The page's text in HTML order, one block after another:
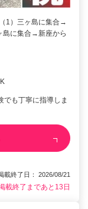
1）三ヶ島に集合→
島に集合→新座から
も丁寧に指導しま
終了日： 2026/08/21
載終了まであと13日